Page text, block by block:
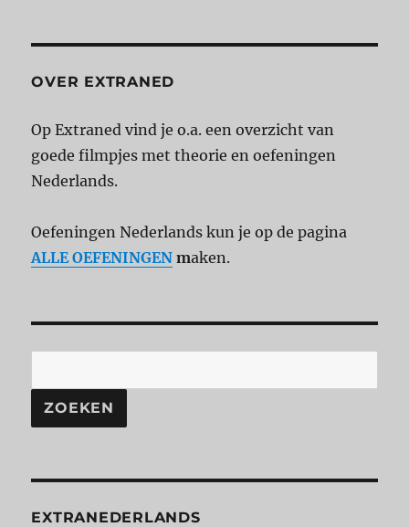
OVER EXTRANED
Op Extraned vind je o.a. een overzicht van
goede filmpjes met theorie en oefeningen
Nederlands.
Oefeningen Nederlands kun je op de pagina
ALLE OEFENINGEN maken.
ZOEKEN
EXTRANEDERLANDS